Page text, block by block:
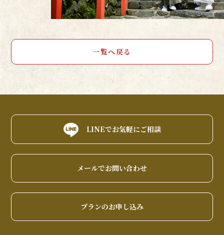
一覧へ戻る
LINEでお気軽にご相談
メールでお問い合わせ
プランのお申し込み